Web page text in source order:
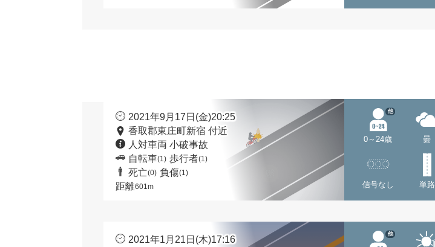
2021年9月17日(金)20:25
香取郡東庄町新宿 付近
人対車両 小破事故
自転車(1) 歩行者(1)
死亡(0) 負傷(1)
距離601m
0～24歳
他
曇
信号なし 単路
2021年1月21日(木)17:16
他